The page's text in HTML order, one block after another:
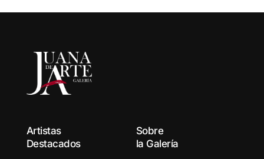
Artistas
Destacados
Sobre
la Galería